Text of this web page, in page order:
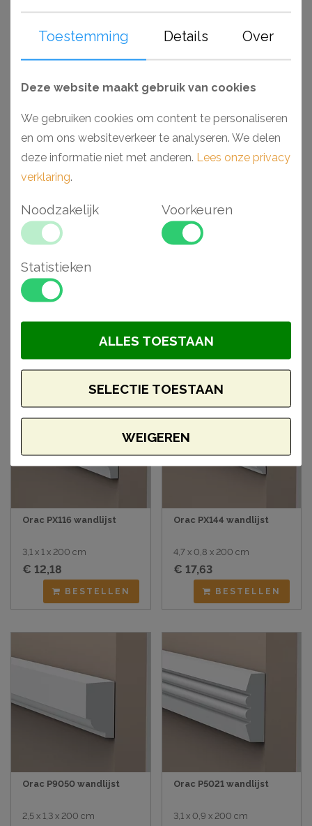
wanneer deze zijn afgewerkt, toe te passen in ruimtes
als badkamers en keukens. Monteer en werk het geheel
Adefix (NMC).
Waarom kiezen voor een Axxent Duropolymer®
wandlijst?
- Makkelijk verwerkbaar
- Hoge dichtheid vanwege Duropolymer®
- Voorgeschilderd en extreem stootvast
Gerelateerde
artikelen
Orac PX116 wandlijst
3,1 x 1 x 200 cm
€ 12,18
BESTELLEN
Orac PX144 wandlijst
4,7 x 0,8 x 200 cm
€ 17,63
BESTELLEN
Orac P9050 wandlijst
2,5 x 1,3 x 200 cm
Orac P5021 wandlijst
3,1 x 0,9 x 200 cm
Toestemming Details Over
Deze website maakt gebruik van cookies
We gebruiken cookies om content te personaliseren
en om ons websiteverkeer te analyseren. We delen
deze informatie niet met anderen. Lees onze privacy
verklaring.
Noodzakelijk Voorkeuren
Statistieken
WEIGEREN
SELECTIE TOESTAAN
ALLES TOESTAAN